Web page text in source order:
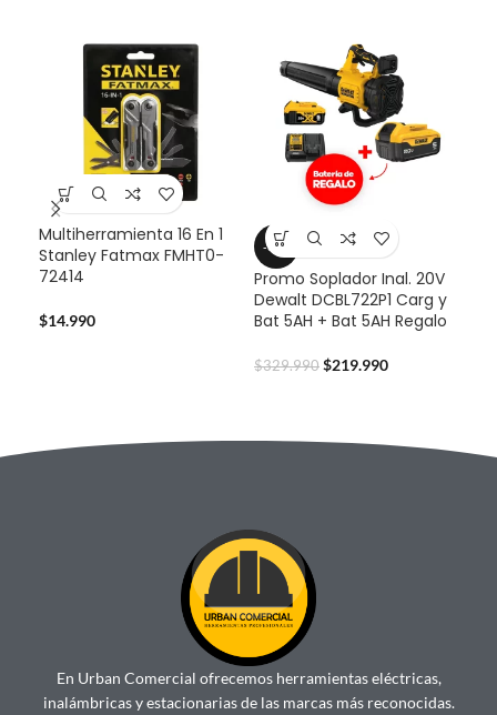
Multiherramienta 16 En 1
Stanley Fatmax FMHT0-
72414
$14.990
-33%
Promo Soplador Inal. 20V
Dewalt DCBL722P1 Carg y
Bat 5AH + Bat 5AH Regalo
$329.990 $219.990
En Urban Comercial ofrecemos herramientas eléctricas,
inalámbricas y estacionarias de las marcas más reconocidas.